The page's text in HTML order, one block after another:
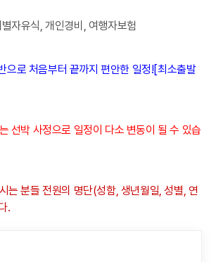
자유식, 개인경비, 여행자보험
으로 처음부터 끝까지 편안한 일정![최소출발
선박 사정으로 일정이 다소 변동이 될 수 있습
는 분들 전원의 명단(성함, 생년월일, 성별, 연
.